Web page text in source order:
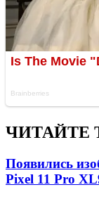
ЧИТАЙТЕ
Появились
Pixel 11 Pro XL